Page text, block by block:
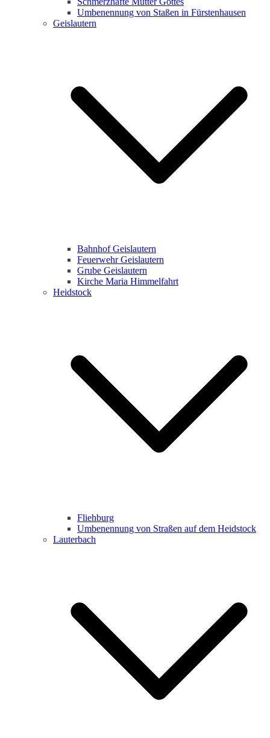
Umbenennung von Staßen in Fürstenhausen
Geislautern
Bahnhof Geislautern
Feuerwehr Geislautern
Grube Geislautern
Kirche Maria Himmelfahrt
Heidstock
Fliehburg
Umbenennung von Straßen auf dem Heidstock
Lauterbach